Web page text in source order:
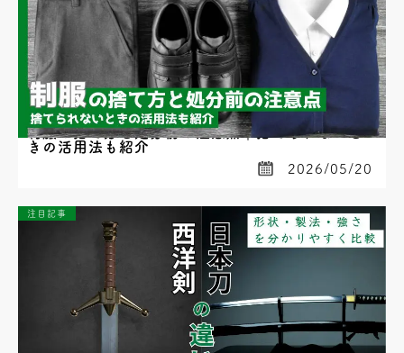
制服の捨て方と処分前の注意点｜捨てられないと
きの活用法も紹介
2026/05/20
注目記事